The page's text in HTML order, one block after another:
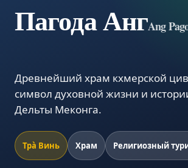
Пагода АнгAng
Древнейший храм кхмерской
символ духовной жизни и
Дельты Меконга.
Трà Винь Храм Религиозный